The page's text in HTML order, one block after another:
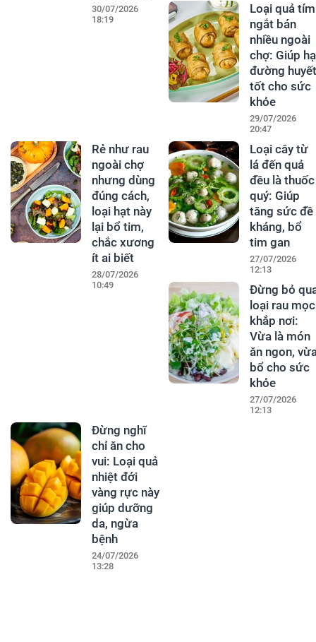
30/07/2026
18:19
Loại quả tím
ngắt bán
nhiều ngoài
chợ: Giúp hạ
đường
tốt cho sức
khỏe
29/07/2026
20:47
Rẻ như rau
ngoài chợ
nhưng dùng
đúng cách,
loại hạt này
lại bổ tim,
chắc xương
ít ai biết
28/07/2026
10:49
Loại cây từ
lá đến quả
đều là thuốc
quý: Giúp
tăng sức đề
kháng, bổ
tim gan
27/07/2026
12:13
Đừng bỏ
loại rau mọc
khắp nơi:
Vừa là món
ăn ngon,
bổ cho sức
khỏe
27/07/2026
12:13
Đừng nghĩ
chỉ ăn cho
vui: Loại quả
nhiệt đới
vàng rực này
giúp dưỡng
da, ngừa
bệnh
24/07/2026
13:28